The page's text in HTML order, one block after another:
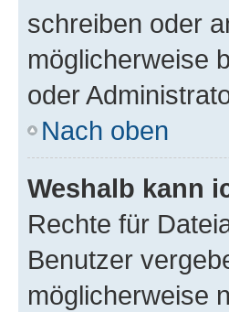
schreiben oder
möglicherweise
oder
Nach oben
Weshalb kann
Rechte für
Benutzer
möglicherweise